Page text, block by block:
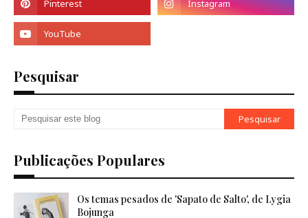
Pesquisar
Publicações Populares
Os temas pesados de 'Sapato de Salto', de Lygia
Bojunga